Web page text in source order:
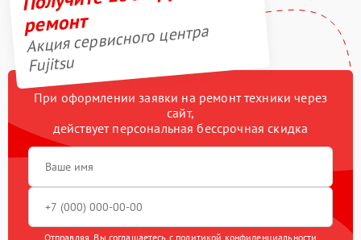
ремонт
Акция сервисного центра
Fujitsu
При оформлении заявки на ремонт техники через
сайт,
действует персональная бессрочная скидка
Отправляя, Вы соглашаетесь с политикой конфиденциальности